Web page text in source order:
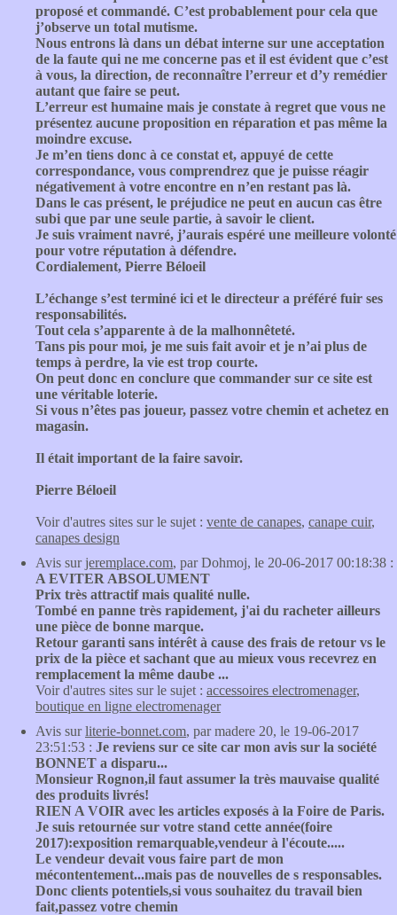
proposé et commandé. C’est probablement pour cela que
j’observe un total mutisme.
Nous entrons là dans un débat interne sur une acceptation
de la faute qui ne me concerne pas et il est évident que c’est
à vous, la direction, de reconnaître l’erreur et d’y remédier
autant que faire se peut.
L’erreur est humaine mais je constate à regret que vous ne
présentez aucune proposition en réparation et pas même la
moindre excuse.
Je m’en tiens donc à ce constat et, appuyé de cette
correspondance, vous comprendrez que je puisse réagir
négativement à votre encontre en n’en restant pas là.
Dans le cas présent, le préjudice ne peut en aucun cas être
subi que par une seule partie, à savoir le client.
Je suis vraiment navré, j’aurais espéré une meilleure volonté
pour votre réputation à défendre.
Cordialement, Pierre Béloeil
L’échange s’est terminé ici et le directeur a préféré fuir ses
responsabilités.
Tout cela s’apparente à de la malhonnêteté.
Tans pis pour moi, je me suis fait avoir et je n’ai plus de
temps à perdre, la vie est trop courte.
On peut donc en conclure que commander sur ce site est
une véritable loterie.
Si vous n’êtes pas joueur, passez votre chemin et achetez en
magasin.
Il était important de la faire savoir.
Pierre Béloeil
Voir d'autres sites sur le sujet : vente de canapes, canape cuir,
canapes design
Avis surjeremplace.com, par Dohmoj, le 20-06-2017 00:18:38 :
A EVITER ABSOLUMENT
Prix très attractif mais qualité nulle.
Tombé en panne très rapidement, j'ai du racheter ailleurs
une pièce de bonne marque.
Retour garanti sans intérêt à cause des frais de retour vs le
prix de la pièce et sachant que au mieux vous recevrez en
remplacement la même daube ...
Voir d'autres sites sur le sujet : accessoires electromenager,
boutique en ligne electromenager
Avis surliterie-bonnet.com, par madere 20, le 19-06-2017
23:51:53 : Je reviens sur ce site car mon avis sur la société
BONNET a disparu...
Monsieur Rognon,il faut assumer la très mauvaise qualité
des produits livrés!
RIEN A VOIR avec les articles exposés à la Foire de Paris.
Je suis retournée sur votre stand cette année(foire
2017):exposition remarquable,vendeur à l'écoute.....
Le vendeur devait vous faire part de mon
mécontentement...mais pas de nouvelles de s responsables.
Donc clients potentiels,si vous souhaitez du travail bien
fait,passez votre chemin